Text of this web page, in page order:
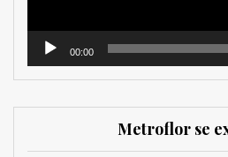
00:00
Metroflor se